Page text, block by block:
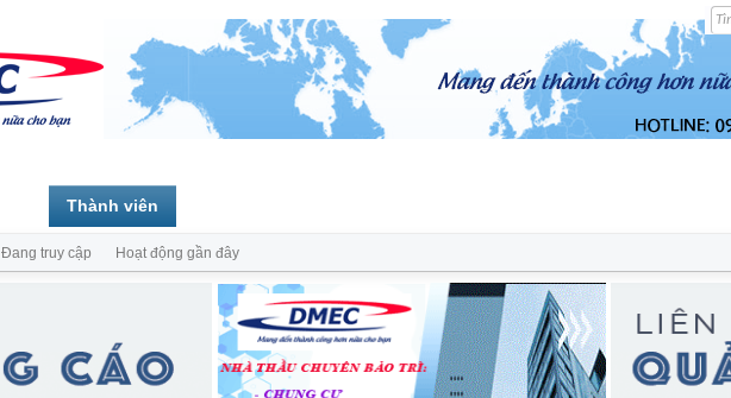
Thành viên
Đang truy cập Hoạt động gần đây